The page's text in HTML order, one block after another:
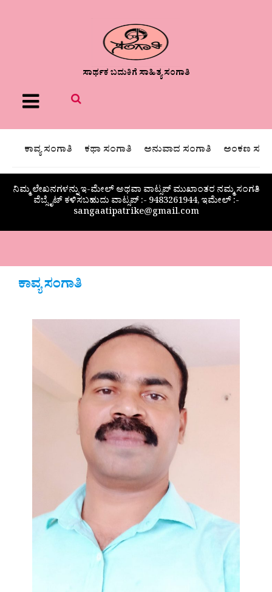
ಸಾರ್ಥಕ ಬದುಕಿಗೆ ಸಾಹಿತ್ಯ ಸಂಗಾತಿ
Menu
ಕಾವ್ಯ ಸಂಗಾತಿ ಕಥಾ ಸಂಗಾತಿ ಅನುವಾದ ಸಂಗಾತಿ ಅಂಕಣ
ನಿಮ್ಮ ಲೇಖನಗಳನ್ನು ಇ-ಮೇಲ್ ಅಥವಾ ವಾಟ್ಸಪ್ ಮುಖಾಂತರ ನಮ್ಮ ಸಂಗತಿ
ವೆಬ್ಸೈಟ್ ಕಳಿಸಬಹುದು ವಾಟ್ಸಪ್‌ :- 9483261944, ಇಮೇಲ್ :-
sangaatipatrike@gmail.com
ಕಾವ್ಯ ಸಂಗಾತಿ